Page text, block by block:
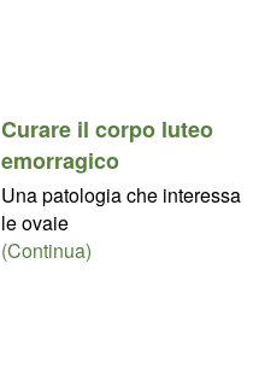
Curare il corpo luteo
emorragico
Una patologia che interessa
le ovaie
(Continua)